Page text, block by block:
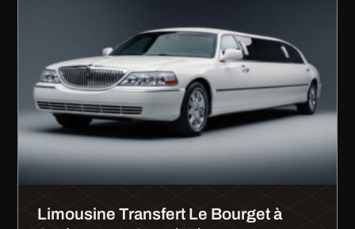
Limousine Transfert Le Bourget à